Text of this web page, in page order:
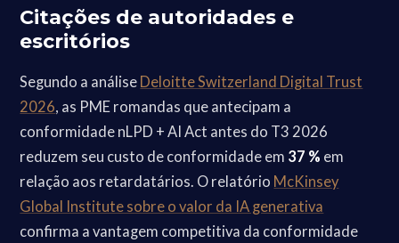
Citações de autoridades e
escritórios
Segundo a análise Deloitte Switzerland Digital Trust
2026, as PME romandas que antecipam a
conformidade nLPD + AI Act antes do T3 2026
reduzem seu custo de conformidade em 37 % em
relação aos retardatários. O relatório McKinsey
Global Institute sobre o valor da IA generativa
confirma a vantagem competitiva da conformidade